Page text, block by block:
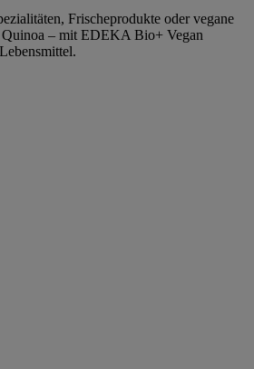
Frischeprodukte oder vegane
– mit EDEKA Bio+ Vegan